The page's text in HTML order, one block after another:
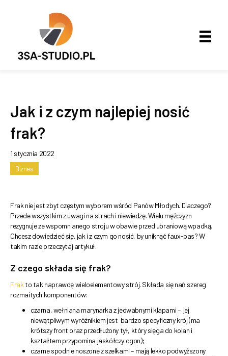
Jak i z czym najlepiej nosić
frak?
1 stycznia 2022
Biznes
Frak nie jest zbyt częstym wyborem wśród Panów Młodych. Dlaczego?
Przede wszystkim z uwagi na strach i niewiedzę. Wielu mężczyzn
rezygnuje ze wspomnianego stroju w obawie przed ubraniową wpadką.
Chcesz dowiedzieć się, jak i z czym go nosić, by uniknąć faux-pas? W
takim razie przeczytaj artykuł.
Z czego składa się frak?
Frak to tak naprawdę wieloelementowy strój. Składa się nań szereg
rozmaitych komponentów:
czarna, wełniana marynarka z jedwabnymi klapami – jej
niewątpliwym wyróżnikiem jest bardzo specyficzny krój (ma
krótszy front oraz przedłużony tył, który sięga do kolan i
kształtem przypomina jaskółczy ogon);
czarne spodnie noszone z szelkami – mają lekko podwyższony